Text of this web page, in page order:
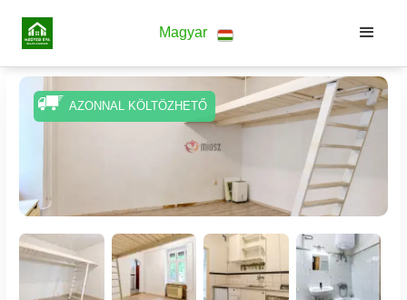
Magyar
AZONNAL KÖLTÖZHETŐ